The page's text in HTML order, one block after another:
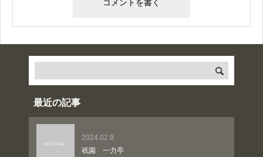
最近の記事
2024.02.8
祇園 一力亭